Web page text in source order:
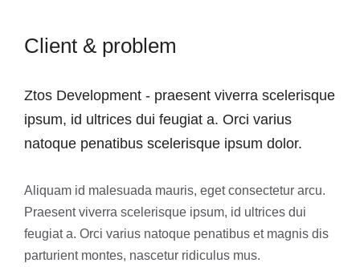
Client & problem
Ztos Development - praesent viverra scelerisque
ipsum, id ultrices dui feugiat a. Orci varius
natoque penatibus scelerisque ipsum dolor.
Aliquam id malesuada mauris, eget consectetur arcu.
Praesent viverra scelerisque ipsum, id ultrices dui
feugiat a. Orci varius natoque penatibus et magnis dis
parturient montes, nascetur ridiculus mus.